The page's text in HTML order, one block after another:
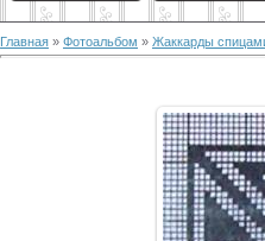
Главная » Фотоальбом » Жаккарды